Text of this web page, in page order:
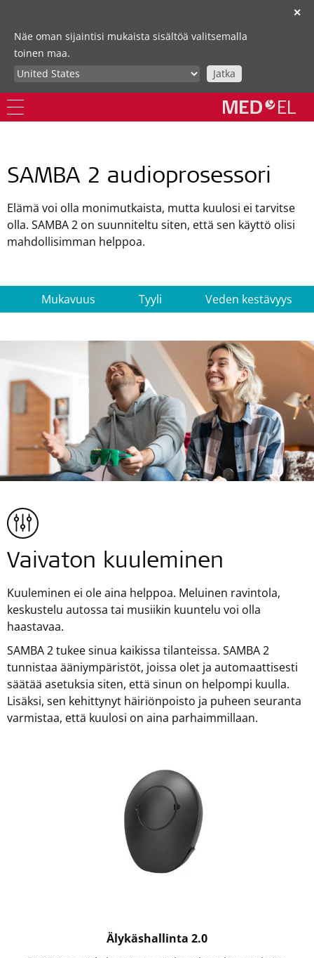
✕
Näe oman sijaintisi mukaista sisältöä valitsemalla
toinen maa.
Jatka
SAMBA 2 audioprosessori
Elämä voi olla monimutkaista, mutta kuulosi ei tarvitse
olla. SAMBA 2 on suunniteltu siten, että sen käyttö olisi
mahdollisimman helppoa.
Mukavuus Tyyli Veden kestävyys
Vaivaton kuuleminen
Kuuleminen ei ole aina helppoa. Meluinen ravintola,
keskustelu autossa tai musiikin kuuntelu voi olla
haastavaa.
SAMBA 2 tukee sinua kaikissa tilanteissa. SAMBA 2
tunnistaa ääniympäristöt, joissa olet ja automaattisesti
säätää asetuksia siten, että sinun on helpompi kuulla.
Lisäksi, sen kehittynyt häiriönpoisto ja puheen seuranta
varmistaa, että kuulosi on aina parhaimmillaan.
Älykäshallinta 2.0